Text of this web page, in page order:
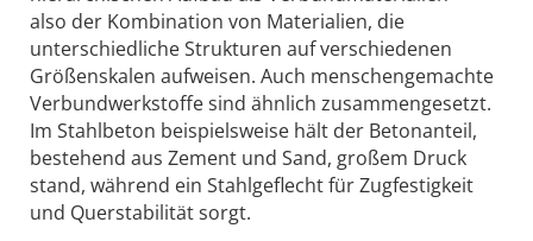
also der Kombination von Materialien, die
unterschiedliche Strukturen auf verschiedenen
Größenskalen aufweisen. Auch menschengemachte
Verbundwerkstoffe sind ähnlich zusammengesetzt.
Im Stahlbeton beispielsweise hält der Betonanteil,
bestehend aus Zement und Sand, großem Druck
stand, während ein Stahlgeflecht für Zugfestigkeit
und Querstabilität sorgt.